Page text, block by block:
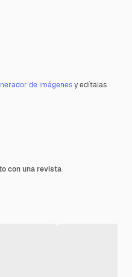
de imágenesy edítalas
con una revista